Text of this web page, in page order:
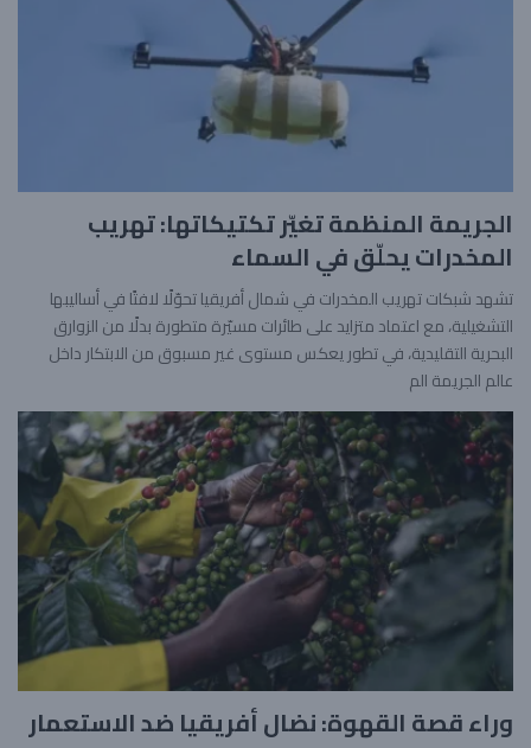
الجريمة المنظمة تغيّر تكتيكاتها: تهريب
المخدرات يحلّق في السماء
تشهد شبكات تهريب المخدرات في شمال أفريقيا تحوّلًا لافتًا في أساليبها
التشغيلية، مع اعتماد متزايد على طائرات مسيّرة متطورة بدلًا من الزوارق
البحرية التقليدية، في تطور يعكس مستوى غير مسبوق من الابتكار داخل
عالم الجريمة الم
وراء قصة القهوة: نضال أفريقيا ضد الاستعمار